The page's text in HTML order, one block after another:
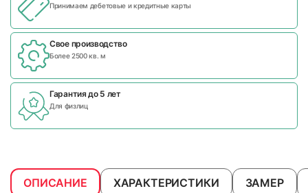
Принимаем дебетовые и кредитные карты
Свое производство
Более 2500 кв. м
Гарантия до 5 лет
Для физлиц
ОПИСАНИЕ ХАРАКТЕРИСТИКИ ЗАМЕР